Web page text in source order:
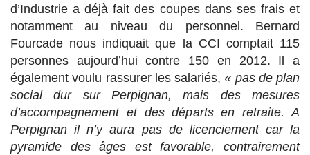
d’Industrie a déjà fait des coupes dans ses frais et
notamment au niveau du personnel. Bernard
Fourcade nous indiquait que la CCI comptait 115
personnes aujourd’hui contre 150 en 2012. Il a
également voulu rassurer les salariés,« pas de plan
social dur sur Perpignan, mais des mesures
d’accompagnement et des départs en retraite. A
Perpignan il n’y aura pas de licenciement car la
pyramide des âges est favorable, contrairement